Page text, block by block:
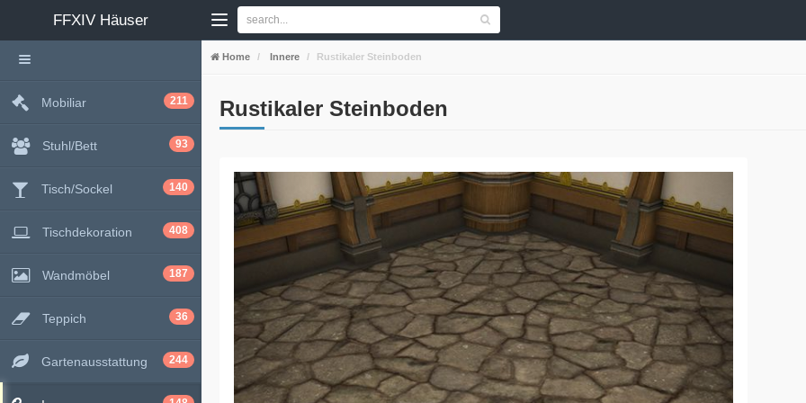
FFXIV Häuser
Home Innere Rustikaler Steinboden
Rustikaler Steinboden
Mobiliar 211
Stuhl/Bett 93
Tisch/Sockel 140
Tischdekoration 408
Wandmöbel 187
Teppich 36
Gartenausstattung 244